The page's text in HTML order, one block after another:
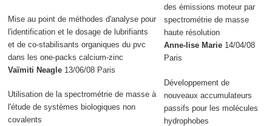
Mise au point de méthodes d'analyse pour
l'identification et le dosage de lubrifiants
et de co-stabilisants organiques du pvc
dans les one-packs calcium-zinc
Vaïmiti Neagle 13/06/08 Paris
Utilisation de la spectrométrie de masse à
l'étude de systèmes biologiques non
covalents
des émissions moteur par
spectrométrie de masse
haute résolution
Anne-lise Marie 14/04/08
Paris
Développement de
nouveaux accumulateurs
passifs pour les molécules
hydrophobes